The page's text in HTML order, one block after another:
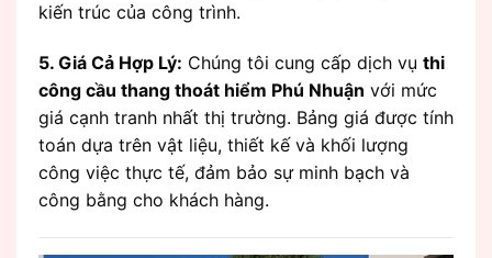
kiến trúc của công trình.
5. Giá Cả Hợp Lý: Chúng tôi cung cấp dịch vụ thi
công cầu thang thoát hiểm Phú Nhuận với mức
giá cạnh tranh nhất thị trường. Bảng giá được tính
toán dựa trên vật liệu, thiết kế và khối lượng
công việc thực tế, đảm bảo sự minh bạch và
công bằng cho khách hàng.